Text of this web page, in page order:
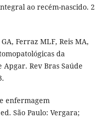
ao recém-nascido. 2
Ferraz MLF, Reis MA,
da
Rev Bras Saúde
enfermagem
São Paulo: Vergara;